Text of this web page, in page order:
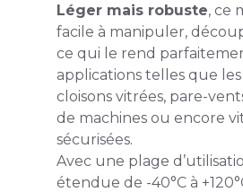
Léger mais robuste, ce
facile à manipuler,
ce qui le rend
applications telles que les
cloisons vitrées, pare-
de machines ou encore
sécurisées.
Avec une plage
étendue de -40°C à